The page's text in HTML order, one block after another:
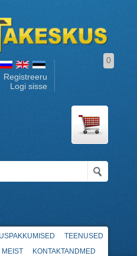
Registreeru
Logi sisse
0
TEENUSED
MEIST KONTAKTANDMED